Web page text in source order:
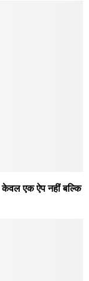
केवल एक ऐप नहीं बल्कि